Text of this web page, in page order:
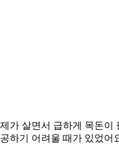
제가 살면서 급하게 목돈이
공하기 어려울 때가 있었어